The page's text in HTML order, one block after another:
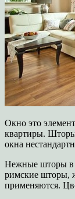
Окно это
квартиры.
окна
Нежные шторы в
римские шторы,
применяются.